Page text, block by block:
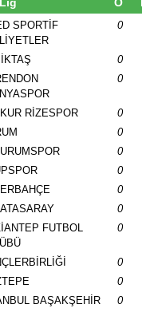
SPORTİF
0
0
0
RİZESPOR 0
0
0
0
0
0
FUTBOL
0
0
0
BAŞAKŞEHİR 0